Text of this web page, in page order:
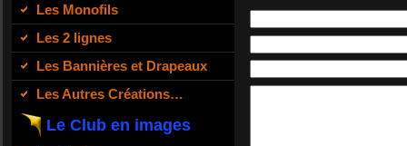
Les Monofils
Les 2 lignes
Les Bannières et Drapeaux
Les Autres Créations…
Le Club en images